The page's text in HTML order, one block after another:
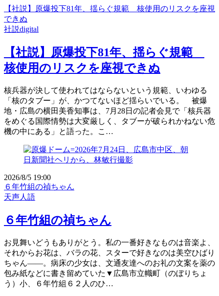
【社説】原爆投下81年、揺らぐ規範 核使用のリスクを座視
できぬ
社説digital
【社説】原爆投下81年、揺らぐ規範
核使用のリスクを座視できぬ
核兵器が決して使われてはならないという規範、いわゆる
「核のタブー」が、かつてないほど揺らいでいる。 被爆
地・広島の横田美香知事は、7月28日の記者会見で「核兵器
をめぐる国際情勢は大変厳しく、タブーが破られかねない危
機の中にある」と語った。こ…
2026/8/5 19:00
６年竹組の禎ちゃん
天声人語
６年竹組の禎ちゃん
お見舞いどうもありがとう。私の一番好きなものは音楽よ、
それからお花は、バラの花、スターで好きなのは美空ひばり
ちゃん――。病床の少女は、文通友達へのお礼の文案を薬の
包み紙などに書き留めていた▼広島市立幟町（のぼりちょ
う）小、６年竹組６２人のひ…